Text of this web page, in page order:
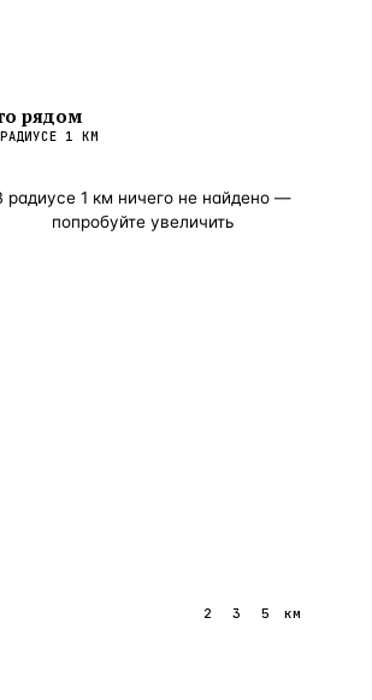
рядом
1 КМ
радиусе 1 км ничего не найдено —
попробуйте увеличить
2 3 5 км